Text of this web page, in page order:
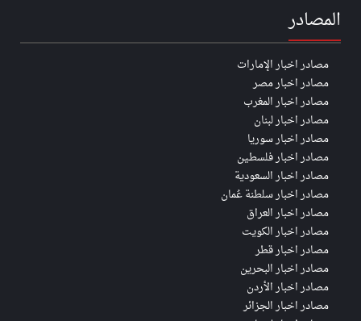
المصادر
مصادر اخبار الإمارات
مصادر اخبار مصر
مصادر اخبار المغرب
مصادر اخبار لبنان
مصادر اخبار سوريا
مصادر اخبار فلسطين
مصادر اخبار السعودية
مصادر اخبار سلطنة عُمان
مصادر اخبار العراق
مصادر اخبار الكويت
مصادر اخبار قطر
مصادر اخبار البحرين
مصادر اخبار الأردن
مصادر اخبار الجزائر